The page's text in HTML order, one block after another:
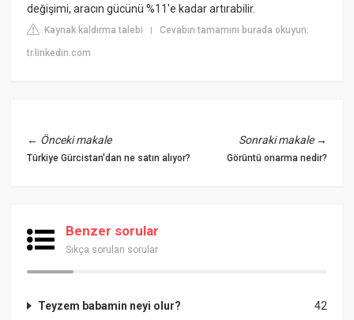
değişimi, aracın gücünü %11'e kadar artırabilir.
Kaynak kaldırma talebi |Cevabın tamamını burada okuyun:
tr.linkedin.com
← Önceki makale
Türkiye Gürcistan'dan ne satın alıyor?
Sonraki makale→
Görüntü onarma nedir?
Benzer sorular
Sıkça sorulan sorular
42
Teyzem babamin neyi olur?